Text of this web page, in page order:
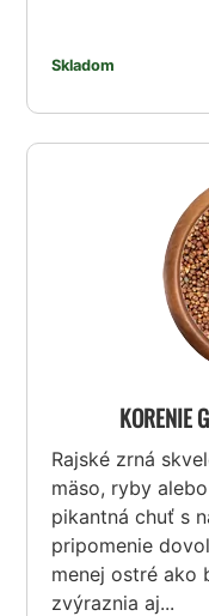
Skladom
KORENIE
Rajské zrná
mäso, ryby
pikantná chuť s
pripomenie
menej ostré ako
zvýraznia aj...